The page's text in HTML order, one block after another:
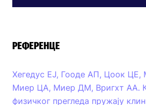
РЕФЕРЕНЦЕ
Хегедус ЕЈ, Гооде АП, Цоок ЦЕ,
Миер ЦА, Миер ДМ, Вригхт АА.
физичког прегледа пружају